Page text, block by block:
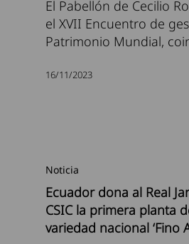
El Pabellón de Cecilio
el XVII Encuentro de
Patrimonio Mundial,
16/11/2023
Noticia
Ecuador dona al Real
CSIC la primera planta
variedad nacional ‘Fino